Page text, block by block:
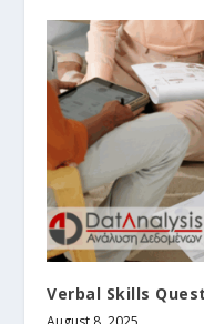
Verbal Skills